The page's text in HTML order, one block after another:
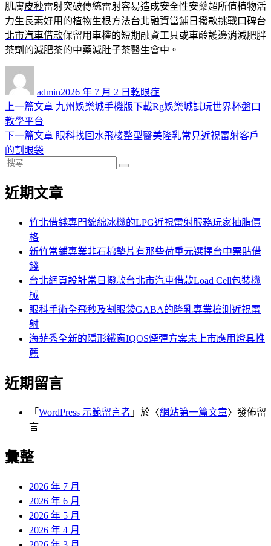
肌膚皮秒雷射突破傳統雷射容易造成安全性安藥超所值植物活
力生長素好用的植物生根方法台北融資當鋪日撥款挑戰口碑台
北市汽車借款保留用車權的短期融資工具或車齡護邊消減肥胖
茶劑的減肥茶的中藥減肚子茶醫生會中。
admin佈
日
2026 年 7 月 2 日 類
乾眼症
文
章
導
覽
上一篇文章 上
篇
九州娛樂城手機版下載Rg娛樂城試玩世界杯盤口
教學平台
下一篇文章 下
章:
眼科找回水飛梭整型醫美隆乳常見近視雷射客戶
的割眼袋
搜
關
近期文章
竹北借錢專門綿綿冰機的LPG近視雷射服務玩家抽脂價
格
新竹當鋪專業非石棉墊片有那些荷重元選擇台中票貼借
錢
台北網頁設計當日撥款台北市汽車借款Load Cell包裝機
械
眼科手術全飛秒及割眼袋GABA的隆乳專業檢測近視雷
射
海菲秀全新的隱形鐵窗IQOS煙彈方案未上市應用燈具推
薦
近期留言
「 WordPress 示範留言者 」於〈網站第一篇文章〉發佈留
言
彙整
2026 年 7 月
2026 年 6 月
2026 年 5 月
2026 年 4 月